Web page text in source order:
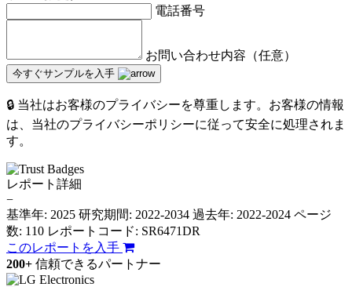
電話番号
お問い合わせ内容（任意）
今すぐサンプルを入手
🔒 当社はお客様のプライバシーを尊重します。お客様の情報
は、当社のプライバシーポリシーに従って安全に処理されま
す。
レポート詳細
−
基準年: 2025 研究期間: 2022-2034 過去年: 2022-2024 ページ
数: 110 レポートコード: SR6471DR
このレポートを入手
200+ 信頼できるパートナー